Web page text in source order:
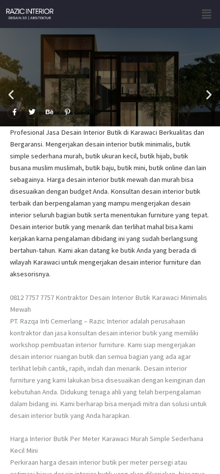
content
F
a
e
b
o
k
f
T
w
t
t
e
B
e
h
a
n
c
P
i
n
t
e
r
e
s
t
-
p
Profesional Jasa Desain Interior Butik di Karawaci Berkualitas dan
Bergaransi. Mengerjakan desain interior butik minimalis, butik
simple sederhana murah, butik ukuran kecil, butik hijab, butik
busana muslim muslimah, butik baju, butik mini, butik online dan lain
sebagainya. Harga desain interior butik mewah dan murah bisa
disesuaikan dengan budget Anda. Konsultan desain interior butik
terbaik dan berpengalaman yang mampu mengerjakan desain
interior seluruh bagian butik serta menentukan furniture yang tepat.
Desain interior butik yang menarik dan terlihat mahal bisa kami
kerjakan karna pengalaman dibidang ini yang sudah berlangsung
bertahun-tahun. Kami akan datang ke butik Anda yang berada di
wilayah Karawaci untuk mengerjakan desain interior furniture dan
aksesorisnya.
0812 7757 7757 Kontraktor Desain Interior Butik Karawaci Minimalis
Mewah
PT. Razqa Inti Cemerlang – Razic Interior adalah perusahaan
kontraktor dan jasa konsultan desain interior butik yang memiliki
workshop pembuatan interior furniture. Kami siap mengerjakan
desain interior ruangan butik dan semua bagian yang ada agar
terlihat lebih cantik, rapih, indah dan menarik. Desain interior
furniture yang kami lakukan bisa disesuaikan dengan keinginan dan
kebutuhan Anda. Didukung tenaga ahli yang telah berpengalaman
dalam bidang ini. Kami berharap bisa menjadi mitra dan solusi untuk
desain interior butik yang Anda harapkan.
Harga Interior Butik Per Meter Karawaci Murah Simple Sederhana
Kecil Mini
Perkiraan harga desain interior butik per meter persegi atau